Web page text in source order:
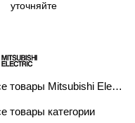
уточняйте
Все товары Mitsubishi Electric
товары категории